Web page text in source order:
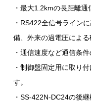
・最大1.2kmの長距離
・RS422全信号ライン
備、外来の過電圧による
・通信速度など通信条
・制御盤固定用に取り
す。
・SS-422N-DC24の後継